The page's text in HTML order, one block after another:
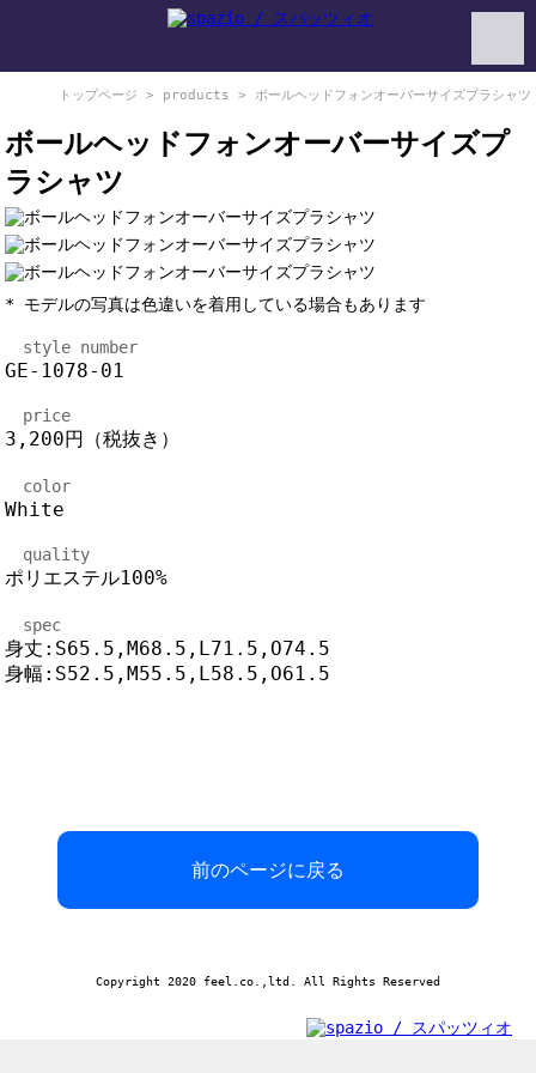
トップページ > products > ボールヘッドフォンオーバーサイズプラシャツ
ボールヘッドフォンオーバーサイズプ
ラシャツ
* モデルの写真は色違いを着用している場合もあります
style number
GE-1078-01
price
3,200円（税抜き）
color
White
quality
ポリエステル100%
spec
身丈:S65.5,M68.5,L71.5,O74.5
身幅:S52.5,M55.5,L58.5,O61.5
前のページに戻る
Copyright 2020 feel.co.,ltd. All Rights Reserved